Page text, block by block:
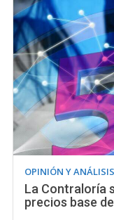
OPINIÓN Y ANÁLISIS
La Contraloría
precios base